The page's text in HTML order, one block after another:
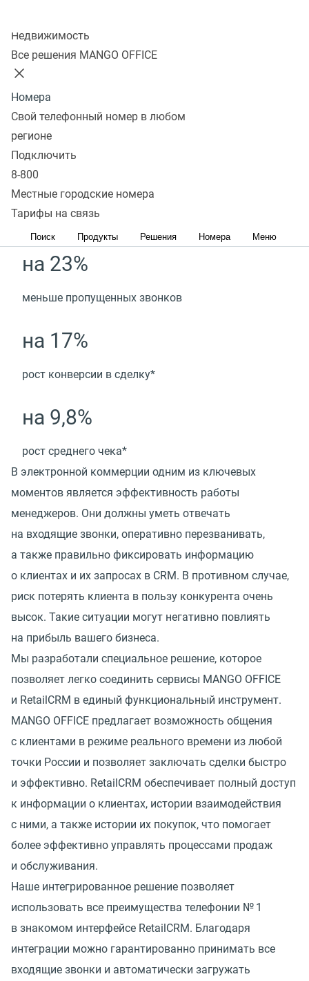
Недвижимость
Все решения MANGO OFFICE
Номера
Свой телефонный номер в любом
регионе
Подключить
8-800
Местные городские номера
Тарифы на связь
Поиск Продукты Решения Номера Меню
на 45%
больше завершенных заказов в брошенных
до 10%
рост повторных покупок*
на 23%
меньше пропущенных звонков
на 17%
рост конверсии в сделку*
на 9,8%
рост среднего чека*
В электронной коммерции одним из ключевых
моментов является эффективность работы
менеджеров. Они должны уметь отвечать
на входящие звонки, оперативно перезванивать,
а также правильно фиксировать информацию
о клиентах и их запросах в CRM. В противном случае,
риск потерять клиента в пользу конкурента очень
высок. Такие ситуации могут негативно повлиять
на прибыль вашего бизнеса.
Мы разработали специальное решение, которое
позволяет легко соединить сервисы MANGO OFFICE
и RetailCRM в единый функциональный инструмент.
MANGO OFFICE предлагает возможность общения
с клиентами в режиме реального времени из любой
точки России и позволяет заключать сделки быстро
и эффективно. RetailCRM обеспечивает полный доступ
к информации о клиентах, истории взаимодействия
с ними, а также истории их покупок, что помогает
более эффективно управлять процессами продаж
и обслуживания.
Наше интегрированное решение позволяет
использовать все преимущества телефонии № 1
в знакомом интерфейсе RetailCRM. Благодаря
интеграции можно гарантированно принимать все
входящие звонки и автоматически загружать